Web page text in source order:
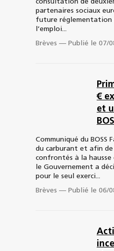
consultation de
partenaires sociaux
future réglementation
l’emploi...
Brèves — Publié le 07/
€
et
Communiqué du BOSS
du carburant et afin
confrontés à la hausse
le Gouvernement a
pour le seul exerci...
Brèves — Publié le 06/